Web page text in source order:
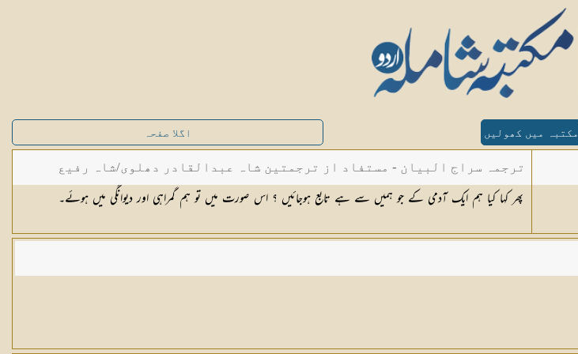
مکتبہ میں کھولیں اگلا صفحہ
ترجمہ سراج البیان - مستفاد از ترجمتین شاہ عبدالقادر دھلوی/شاہ رفیع
الدین دھلوی
پھر کہا کیا ہم ایک آدمی کے جو ہمیں سے ہے تابع ہوجائیں ؟ اس صورت میں تو ہم گمراہی اور دیوانگی میں ہوئے۔